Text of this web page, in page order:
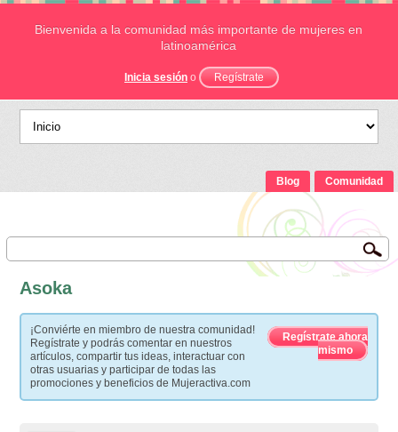
Bienvenida a la comunidad más importante de mujeres en
latinoamérica
Inicia sesión o Regístrate
Blog Comunidad
Asoka
¡Conviérte en miembro de nuestra comunidad!
Regístrate y podrás comentar en nuestros
artículos, compartir tus ideas, interactuar con
otras usuarias y participar de todas las
promociones y beneficios de Mujeractiva.com
Regístrate ahora
mismo